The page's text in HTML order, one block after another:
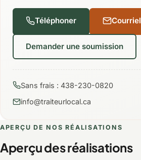
Téléphoner Courriel
Demander une soumission
Sans frais : 438-230-0820
info@traiteurlocal.ca
APERÇU DE NOS RÉALISATIONS
Aperçu des réalisations